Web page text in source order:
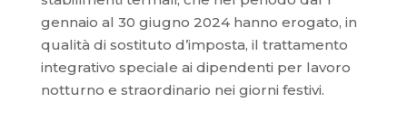
gennaio al 30 giugno 2024 hanno erogato, in
qualità di sostituto d’imposta, il trattamento
integrativo speciale ai dipendenti per lavoro
notturno e straordinario nei giorni festivi.